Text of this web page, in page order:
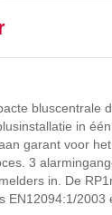
bluscentrale
in
garant voor
3
in. De
EN12094:1/2003